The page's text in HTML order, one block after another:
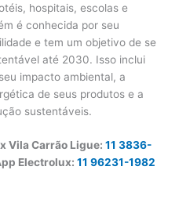
hospitais, escolas e
é conhecida por seu
e tem um objetivo de se
até 2030. Isso inclui
impacto ambiental, a
de seus produtos e a
sustentáveis.
Vila Carrão Ligue:11 3836-
Electrolux:11 96231-1982